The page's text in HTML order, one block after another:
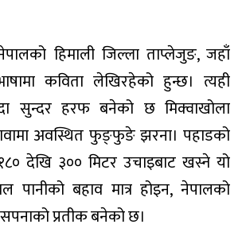
हिमाली जिल्ला ताप्लेजुङ, जहाँ
कविता लेखिरहेको हुन्छ। त्यही
सुन्दर हरफ बनेको छ मिक्वाखोला
अवस्थित फुङ्फुङे झरना। पहाडको
देखि ३०० मिटर उचाइबाट खस्ने यो
बहाव मात्र होइन, नेपालको
प्रतीक बनेको छ।